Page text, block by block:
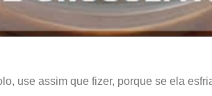
use assim que fizer, porque se ela